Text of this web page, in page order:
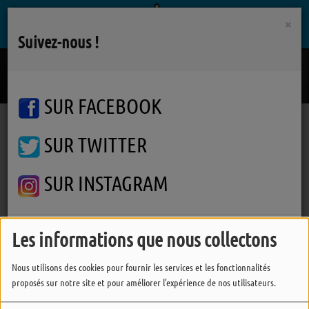
Les informations que nous collectons
Nous utilisons des cookies pour fournir les services et les fonctionnalités
proposés sur notre site et pour améliorer l'expérience de nos utilisateurs.
Podcasts Un Lyeu, Une Rencontre
La pêche à l'Ile d'Yeu; au
présent... et à l'avenir ?
×
Suivez-nous !
SUR FACEBOOK
SUR TWITTER
SUR INSTAGRAM
FERMER